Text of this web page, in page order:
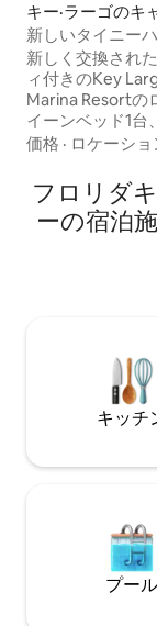
キー·ラーゴのキ
カー・RV
新しいタイニー
ーチ、魚、マリ
新しく交換され
ィ付きのKey
Marina Resortの
イーンベッド1台
ァベッド、地下
とWi-Fi。 Publixスーパーマーケット、ジ
ョン・ペネカン
ダイビング、シ
船、レストラン
フィートx 60フ
価格 · ロケーショ
フロリダ
ーの宿泊
キッチ
プール